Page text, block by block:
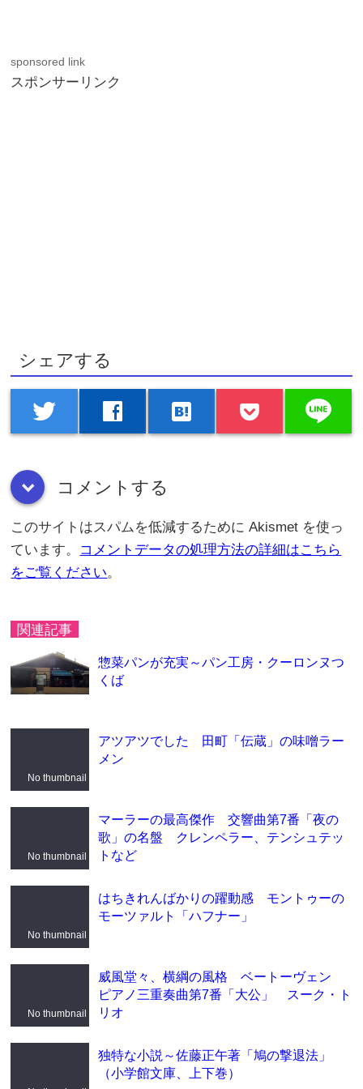
sponsored link
スポンサーリンク
シェアする
twitter facebook hatenabookmark line
down コメントする
このサイトはスパムを低減するために Akismet を使っ
ています。 コメントデータの処理方法の詳細はこちら
をご覧ください。
関連記事
惣菜パンが充実～パン工房・クーロンヌつ
くば
No thumbnail
アツアツでした 田町「伝蔵」の味噌ラー
メン
No thumbnail
マーラーの最高傑作 交響曲第7番「夜の
歌」の名盤 クレンペラー、テンシュテッ
トなど
No thumbnail
はちきれんばかりの躍動感 モントゥーの
モーツァルト「ハフナー」
No thumbnail
威風堂々、横綱の風格 ベートーヴェン
ピアノ三重奏曲第7番「大公」 スーク・ト
リオ
独特な小説～佐藤正午著「鳩の撃退法」
（小学館文庫、上下巻）